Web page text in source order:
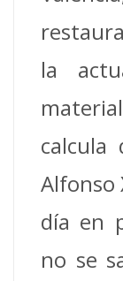
la
calcula
Alfonso
día en
no se